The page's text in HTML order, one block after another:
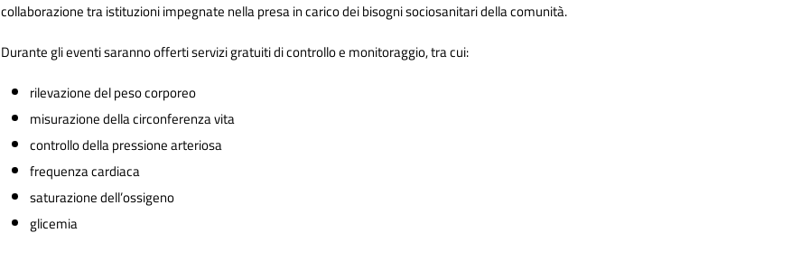
collaborazione tra istituzioni impegnate nella presa in carico dei bisogni sociosanitari della comunità.
Durante gli eventi saranno offerti servizi gratuiti di controllo e monitoraggio, tra cui:
rilevazione del peso corporeo
misurazione della circonferenza vita
controllo della pressione arteriosa
frequenza cardiaca
saturazione dell’ossigeno
glicemia